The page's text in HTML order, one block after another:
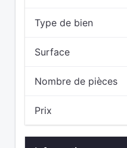
Type de bien
Surface
Nombre de pièces
Prix